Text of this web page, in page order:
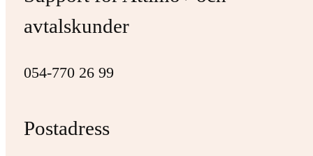
avtalskunder
054-770 26 99
Postadress